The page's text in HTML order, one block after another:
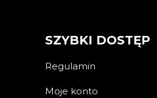
SZYBKI DOSTĘP
Regulamin
Moje konto